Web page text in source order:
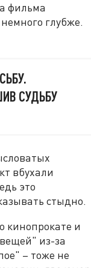
фильма
глубже.
СУДЬБУ
вбухали
это
стыдно.
кинопрокате и
из-за
– тоже не